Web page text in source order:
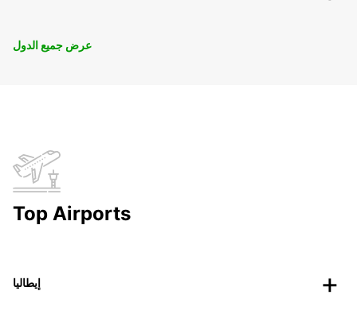
عرض جميع الدول
Top Airports
إيطاليا